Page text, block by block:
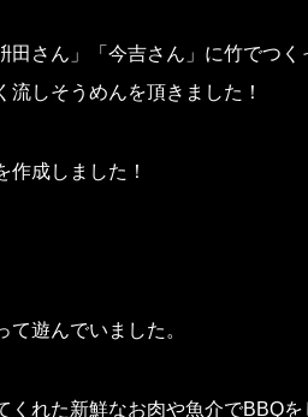
田さん」「今吉さん」に竹でつく
しそうめんを頂きました！
成しました！
遊んでいました。
くれた新鮮なお肉や魚介でBBQを